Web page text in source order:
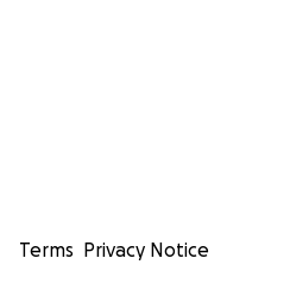
Terms Privacy Notice